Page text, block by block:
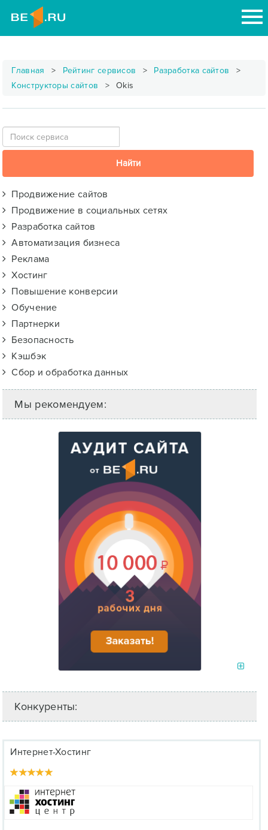
Главная Рейтинг сервисов
Разработка сайтов
Конструкторы сайтов
Okis
Продвижение сайтов
Продвижение в социальных сетях
Разработка сайтов
Автоматизация бизнеса
Реклама
Хостинг
Повышение конверсии
Обучение
Партнерки
Безопасность
Кэшбэк
Сбор и обработка данных
Мы рекомендуем:
Конкуренты:
Интернет-Хостинг